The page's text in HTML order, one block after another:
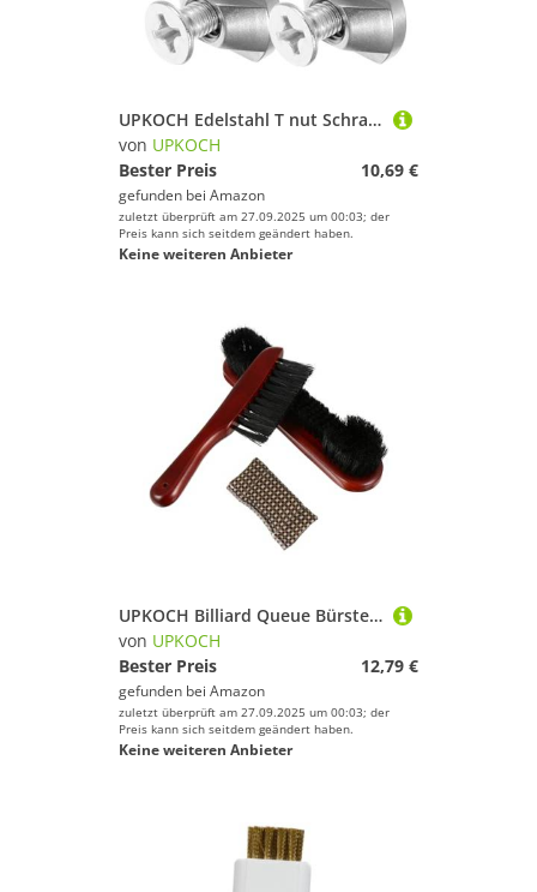
UPKOCH Edelstahl T nut Schrauben mit Unterlegscheiben für Wassersportboards Rostfrei Selbstbohrend Kompatibel mit Kajak Surfbrett und Bootsstabilisator Montageset
von UPKOCH
Bester Preis
10,69 €
gefunden bei Amazon
zuletzt überprüft am 27.09.2025 um 00:03; der
Preis kann sich seitdem geändert haben.
Keine weiteren Anbieter
UPKOCH Billiard Queue Bürsten Langlebige Pool Queue Reinigung Praktische Billard Schiene Bürste Wiederverwendbar Geeignet für Snooker und Billardtischpflege Handlich in Weinrot
von UPKOCH
Bester Preis
12,79 €
gefunden bei Amazon
zuletzt überprüft am 27.09.2025 um 00:03; der
Preis kann sich seitdem geändert haben.
Keine weiteren Anbieter